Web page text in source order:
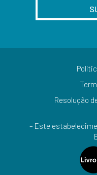
Resolução
– Este